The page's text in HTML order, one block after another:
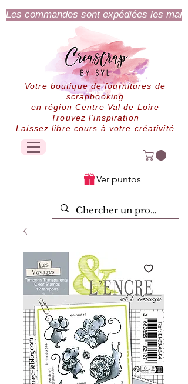
Les commandes sont expédiées les
Votre boutique de fournitures de
scrapbooking
en région Centre Val de Loire
Trouvez l'inspiration
Laissez libre cours à votre créativité
Ver puntos